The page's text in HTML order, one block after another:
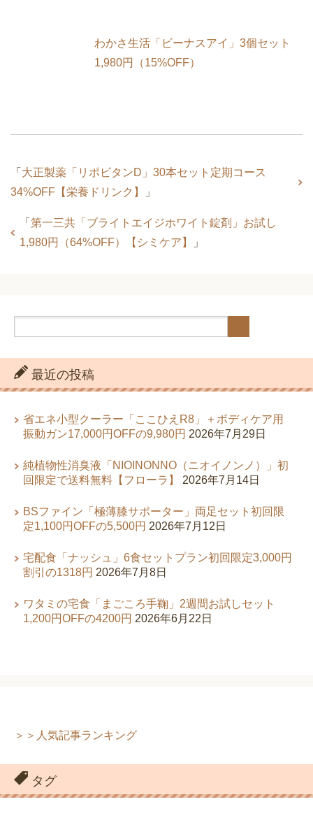
わかさ生活「ビーナスアイ」3個セット
1,980円（15%OFF）
「 大正製薬「リポビタンD」30本セット定期コース
34%OFF【栄養ドリンク】
」
「 第一三共「ブライトエイジホワイト錠剤」お試し
1,980円（64%OFF）【シミケア】
」
最近の投稿
省エネ小型クーラー「ここひえR8」＋ボディケア用
振動ガン17,000円OFFの9,980円 2026年7月29日
純植物性消臭液「NIOINONNO（ニオイノンノ）」初
回限定で送料無料【フローラ】
2026年7月14日
BSファイン「極薄膝サポーター」両足セット初回限
定1,100円OFFの5,500円 2026年7月12日
宅配食「ナッシュ」6食セットプラン初回限定3,000円
割引の1318円 2026年7月8日
ワタミの宅食「まごころ手鞠」2週間お試しセット
1,200円OFFの4200円 2026年6月22日
＞＞人気記事ランキング
タグ